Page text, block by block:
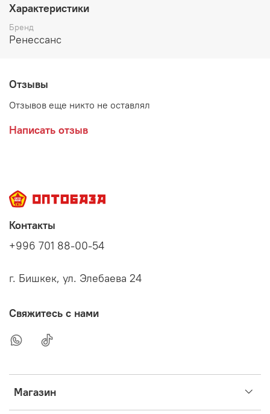
Характеристики
Бренд
Ренессанс
Отзывы
Отзывов еще никто не оставлял
Написать отзыв
Магазин
Контакты
+996 701 88-00-54
г. Бишкек, ул. Элебаева 24
Свяжитесь с нами